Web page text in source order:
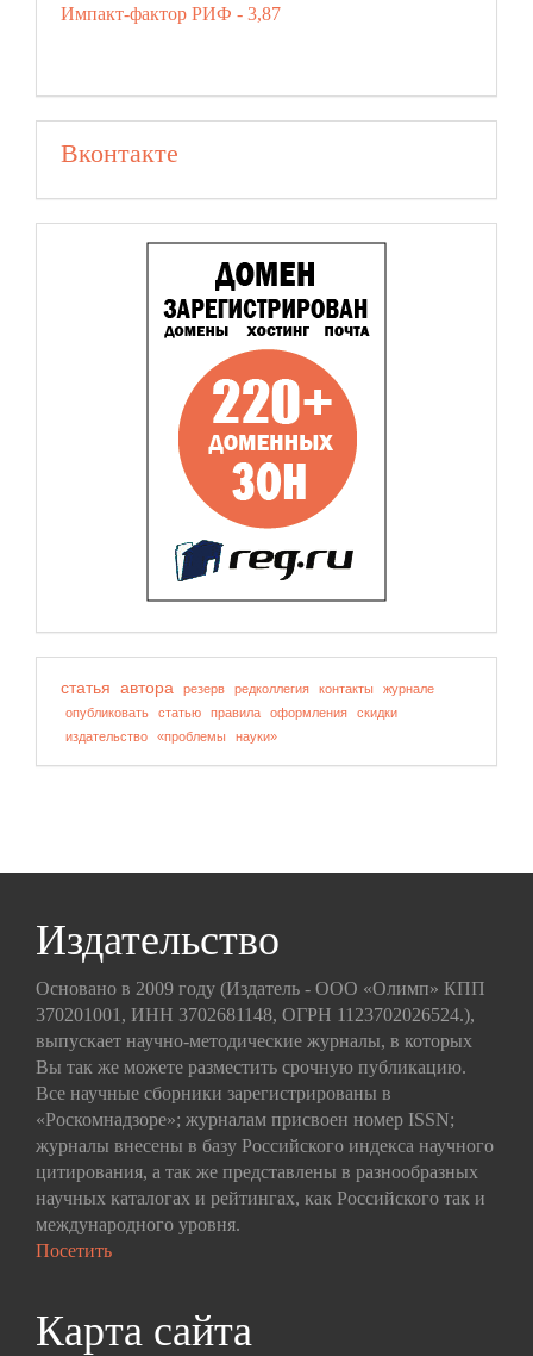
Импакт-фактор РИФ - 3,87
Вконтакте
статья автора резерв редколлегия контакты
журнале
опубликовать
статью правила оформления
скидки
издательство
«проблемы науки»
Издательство
Основано в 2009 году (Издатель - ООО «Олимп» КПП
370201001, ИНН 3702681148, ОГРН 1123702026524.),
выпускает научно-методические журналы, в которых
Вы так же можете разместить срочную публикацию.
Все научные сборники зарегистрированы в
«Роскомнадзоре»; журналам присвоен номер ISSN;
журналы внесены в базу Российского индекса научного
цитирования, а так же представлены в разнообразных
научных каталогах и рейтингах, как Российского так и
международного уровня.
Посетить
Карта сайта